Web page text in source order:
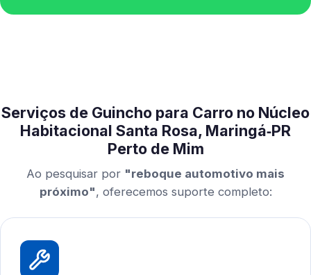
Serviços de Guincho para Carro no Núcleo
Habitacional Santa Rosa, Maringá‑PR
Perto de Mim
Ao pesquisar por "reboque automotivo mais
próximo", oferecemos suporte completo: